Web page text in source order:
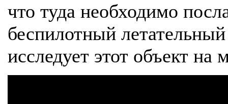
что туда необходимо
беспилотный
исследует этот объект на